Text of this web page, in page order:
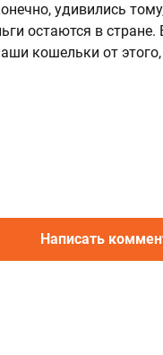
удивились
остаются в
кошельки от
Написать